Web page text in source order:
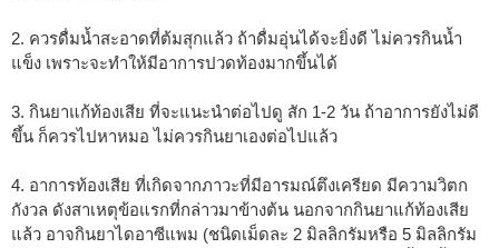
2. ควรดื่มน้ำสะอาดที่ต้มสุกแล้ว ถ้าดื่มอุ่นได้จะยิ่งดี ไม่ควรกินน้ำ
แข็ง เพราะจะทำให้มีอาการปวดท้องมากขึ้นได้
3. กินยาแก้ท้องเสีย ที่จะแนะนำต่อไปดู สัก 1-2 วัน ถ้าอาการยังไม่ดี
ขึ้น ก็ควรไปหาหมอ ไม่ควรกินยาเองต่อไปแล้ว
4. อาการท้องเสีย ที่เกิดจากภาวะที่มีอารมณ์ตึงเครียด มีความวิตก
กังวล ดังสาเหตุข้อแรกที่กล่าวมาข้างต้น นอกจากกินยาแก้ท้องเสีย
แล้ว อาจกินยาไดอาซีแพม (ชนิดเม็ดละ 2 มิลลิกรัมหรือ 5 มิลลิกรัม